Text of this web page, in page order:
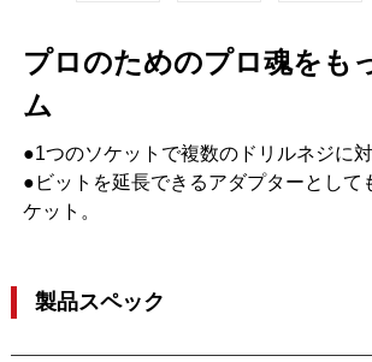
プロのためのプロ魂をも
ム
●1つのソケットで複数のドリルネジに対
●ビットを延長できるアダプターとして
ケット。
製品スペック